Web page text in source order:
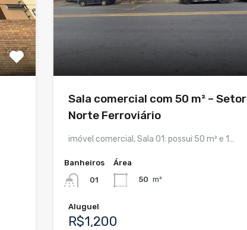
Sala comercial com 50 m² – Setor
Norte Ferroviário
imóvel comercial, Sala 01: possui 50 m² e 1…
Banheiros
01
Área
50 m²
Aluguel
R$1,200